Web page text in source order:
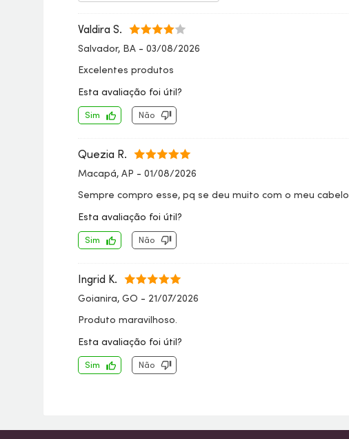
Valdira S.
Salvador, BA - 03/08/2026
Excelentes produtos
Esta avaliação foi útil?
Sim Não
Quezia R.
Macapá, AP - 01/08/2026
Sempre compro esse, pq se deu muito com o meu cabelo
Esta avaliação foi útil?
Sim Não
Ingrid K.
Goianira, GO - 21/07/2026
Produto maravilhoso.
Esta avaliação foi útil?
Sim Não